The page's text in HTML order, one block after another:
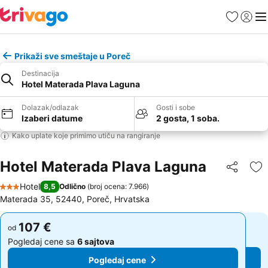
FavoritiPrijavi
Prikaži sve smeštaje u Poreč
Destinacija
Hotel Materada Plava Laguna
Dolazak/odlazak
Izaberi datume
Gosti i sobe
2 gosta, 1 soba.
Kako uplate koje primimo utiču na rangiranje
Hotel Materada Plava Laguna Deli
3 Zvezdice
Hotel 8,5 Odlično (broj ocena: 7.966)
Materada 35, 52440, Poreč, Hrvatska
od 107 €
Pogledaj cene sa 6 sajtova
Pogledaj cene
od 107 €
Pogledaj cene sa 6 sajtova
Pogledaj cene